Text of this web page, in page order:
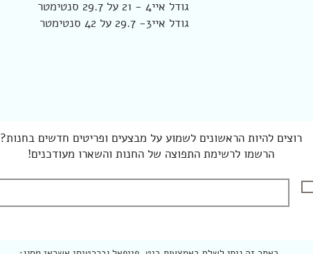
גודל איי4 - 21 על 29.7 סנטימטר
גודל איי3- 29.7 על 42 סנטימטר
רוצים להיות הראשונים לשמוע על מבצעים ופריטים חדשים בחנות?
הרשמו לרשימת התפוצה של החנות והשארו מעודכנים!